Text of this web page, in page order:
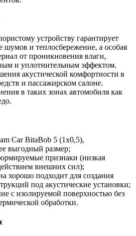
устройству гарантирует
шумов и теплосбережение, а особая
от проникновения влаги,
и уплотнительным эффектом.
акустической комфортности в
и пассажирском салоне.
в таких зонах автомобиля как
Car BitaBob 5 (1х0,5),
выгодный размер;
признаки (низкая
внешних сил);
хорошо подходит для создания
под акустические установки;
с изолируемой поверхностью без
обработки.